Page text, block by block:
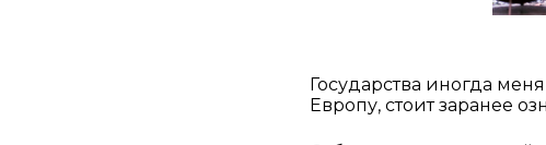
Государства иногда
Европу, стоит заранее